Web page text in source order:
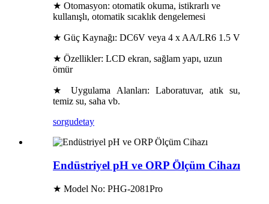
★ Otomasyon: otomatik okuma, istikrarlı ve
kullanışlı, otomatik sıcaklık dengelemesi
★ Güç Kaynağı: DC6V veya 4 x AA/LR6 1.5 V
★ Özellikler: LCD ekran, sağlam yapı, uzun
ömür
★ Uygulama Alanları: Laboratuvar, atık su,
temiz su, saha vb.
sorgudetay
Endüstriyel pH ve ORP Ölçüm Cihazı
★ Model No: PHG-2081Pro